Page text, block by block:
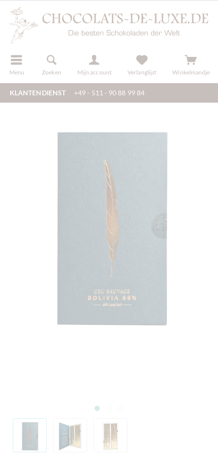
Menu Zoeken Mijn account
registreren Verlanglijst Winkelmandje
KLANTENDIENST +49 - 511 - 90 88 99 84